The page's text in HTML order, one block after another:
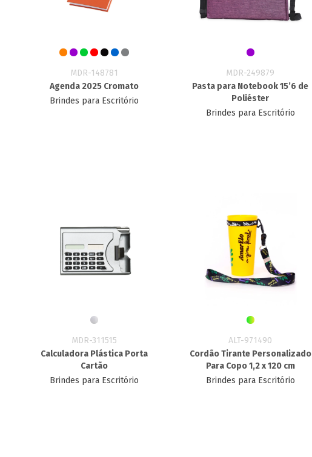
MDR-148781
Agenda 2025 Cromato
Brindes para Escritório
MDR-249879
Pasta para Notebook 15’6 de
Poliéster
Brindes para Escritório
MDR-311515
Calculadora Plástica Porta
Cartão
Brindes para Escritório
ALT-971490
Cordão Tirante Personalizado
Para Copo 1,2 x 120 cm
Brindes para Escritório